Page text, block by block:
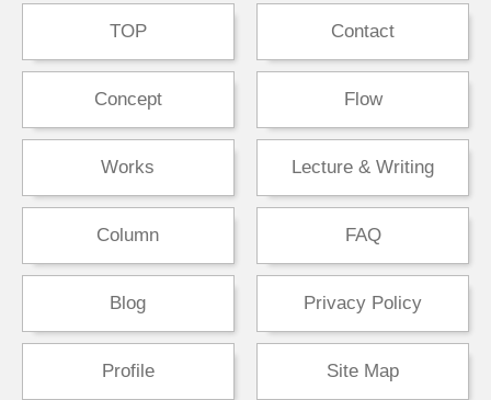
TOP
Concept
Works
Column
Blog
Profile
Contact
Flow
Lecture & Writing
FAQ
Privacy Policy
Site Map